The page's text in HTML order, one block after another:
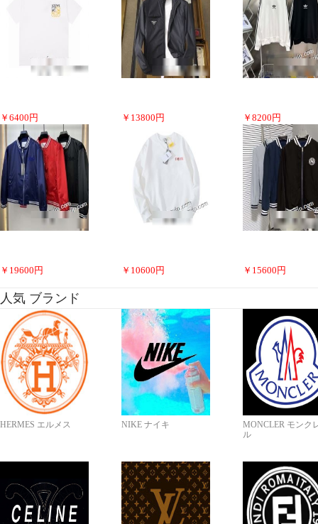
￥ 6400 円 ￥ 13800 円 ￥ 8200 円
￥ 19600 円 ￥ 10600 円 ￥ 15600 円
人気 ブランド
HERMES エルメス NIKE ナイキ
MONCLER モンク
ル